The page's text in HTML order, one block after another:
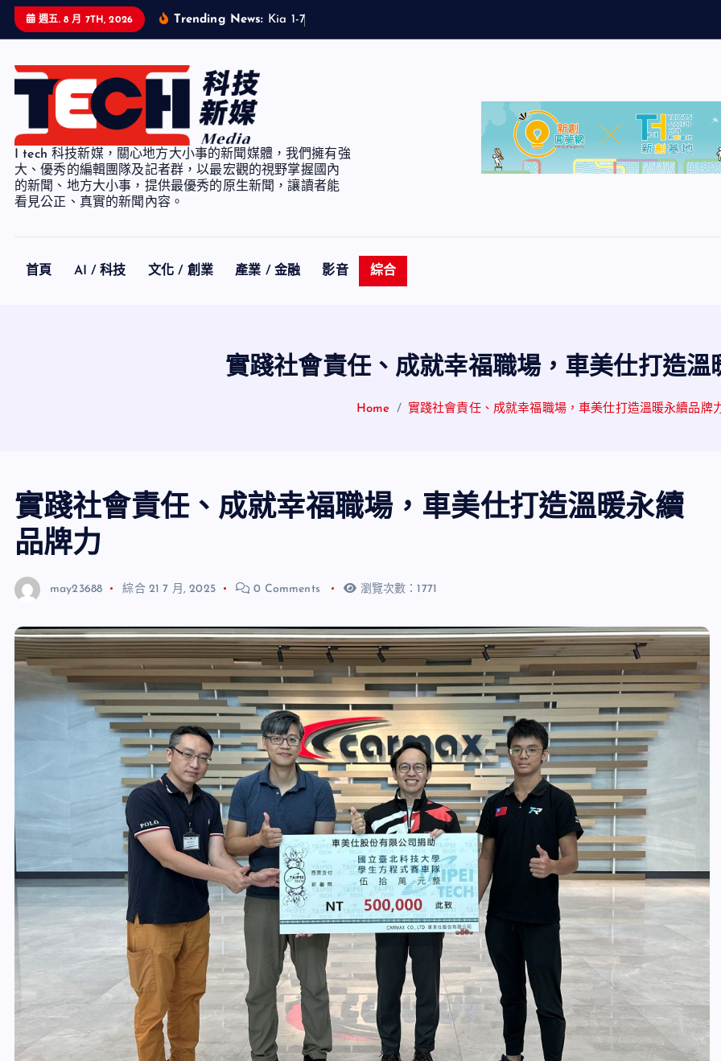
週五. 8 月 7TH, 2026 Trending News: Kia 1-7
I tech 科技新媒，關心地方大小事的新聞媒體，我們擁有強
大、優秀的編輯團隊及記者群，以最宏觀的視野掌握國內
的新聞、地方大小事，提供最優秀的原生新聞，讓讀者能
看見公正、真實的新聞內容。
首頁 AI / 科技 文化 / 創業 產業 / 金融 影音 綜合
實踐社會責任、成就幸福職場，車美仕打造溫
Home 實踐社會責任、成就幸福職場，車美仕打造溫暖永續品牌
實踐社會責任、成就幸福職場，車美仕打造溫暖永續
品牌力
may23688 綜合 21 7 月, 2025 0 Comments 瀏覽次數：1771